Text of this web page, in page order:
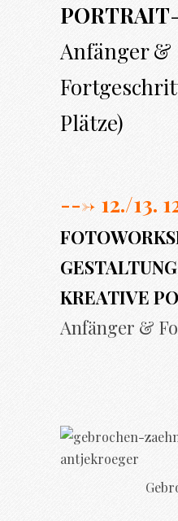
PORTRAIT
Anfänger &
Plätze)
---> 12./13.
KREATIVE
Anfänger &